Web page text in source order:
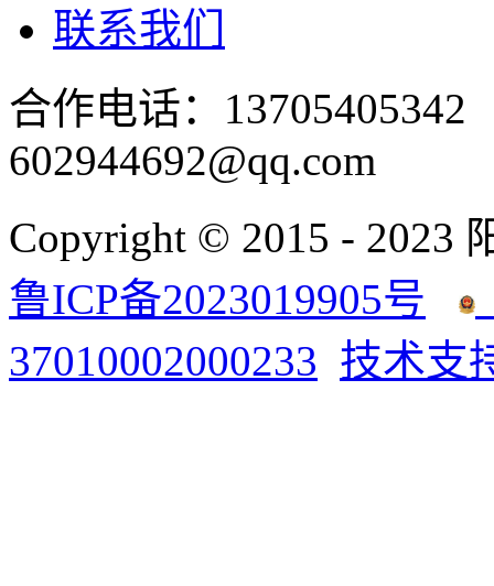
联系我们
合作电话：
602944692@qq.com
Copyright © 2015 - 2023
鲁ICP备2023019905号
37010002000233 技术支